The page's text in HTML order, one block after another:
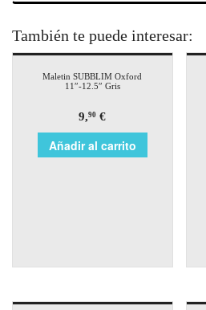
También te puede interesar:
Maletin SUBBLIM Oxford
11″-12.5″ Gris
9,90 €
Añadir al carrito